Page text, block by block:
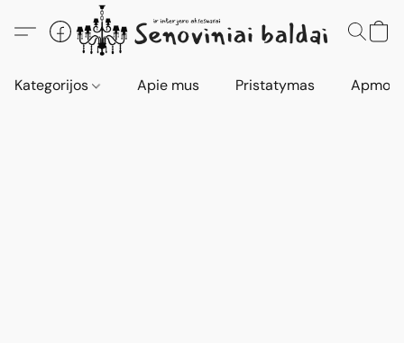
Kategorijos Apie mus Pristatymas